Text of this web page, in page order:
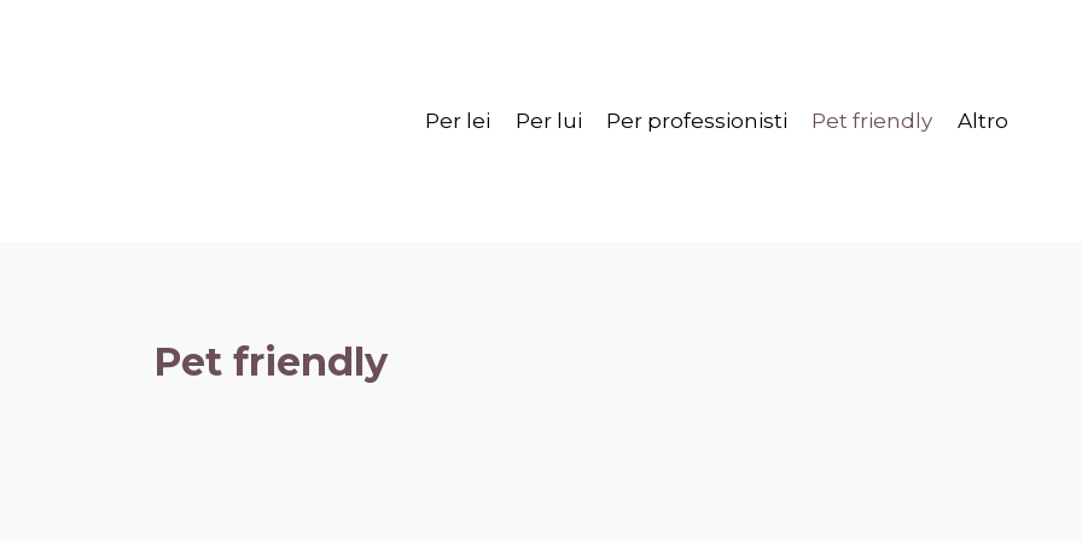
Per lei
Per lui Per professionisti Pet friendly Altro
Pet friendly